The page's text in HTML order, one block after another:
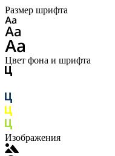
Размер шрифта
Цвет фона и шрифта
Изображения